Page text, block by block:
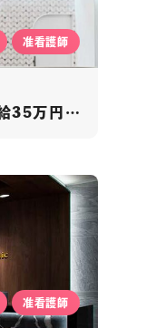
准看護師
フレイアクリニック【梅田勤務】月給35万円～/週休2日制/昇給･賞与あり/ノルマなし/ネイルOK
准看護師